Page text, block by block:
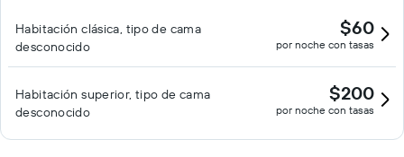
Habitación clásica, tipo de cama
desconocido
$60
por noche con tasas
Habitación superior, tipo de cama
desconocido
$200
por noche con tasas